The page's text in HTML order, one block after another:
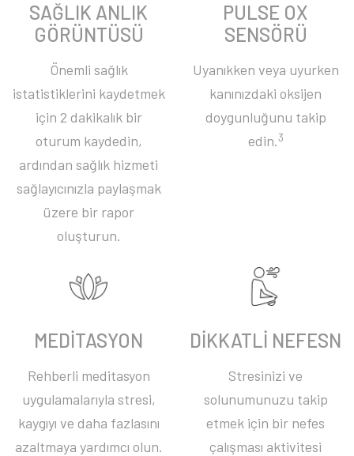
SAĞLIK ANLIK
GÖRÜNTÜSÜ
Önemli sağlık
istatistiklerini kaydetmek
için 2 dakikalık bir
oturum kaydedin,
ardından sağlık hizmeti
sağlayıcınızla paylaşmak
üzere bir rapor
oluşturun.
PULSE OX
SENSÖRÜ
Uyanıkken veya uyurken
kanınızdaki oksijen
doygunluğunu takip
edin.3
MEDİTASYON
Rehberli meditasyon
uygulamalarıyla stresi,
kaygıyı ve daha fazlasını
azaltmaya yardımcı olun.
DİKKATLİ NEFESN
Stresinizi ve
solunumunuzu takip
etmek için bir nefes
çalışması aktivitesi